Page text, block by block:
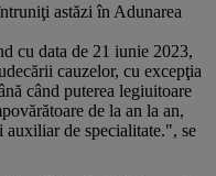
astăzi în Adunarea
cu data de 21 iunie 2023,
cauzelor, cu excepţia
când puterea legiuitoare
de la an la an,
auxiliar de specialitate.", se